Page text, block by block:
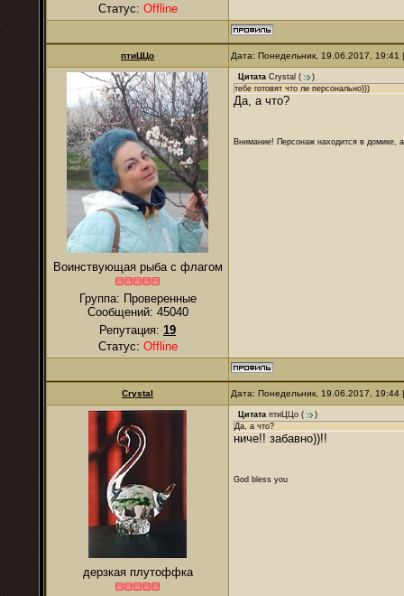
Статус: Offline
птиЦЦо Дата: Понедельник, 19.06.2017,
Воинствующая рыба с флагом
Группа: Проверенные
Сообщений: 45040
Репутация: 19
Статус: Offline
Цитата Crystal (
)
тебе готовят что ли персонально)))
Да, а что?
Внимание! Персонаж находится в домике,
Crystal Дата: Понедельник, 19.06.2017,
дерзкая плутоффка
Цитата птиЦЦо (
)
Да, а что?
ниче!! забавно))!!
God bless you